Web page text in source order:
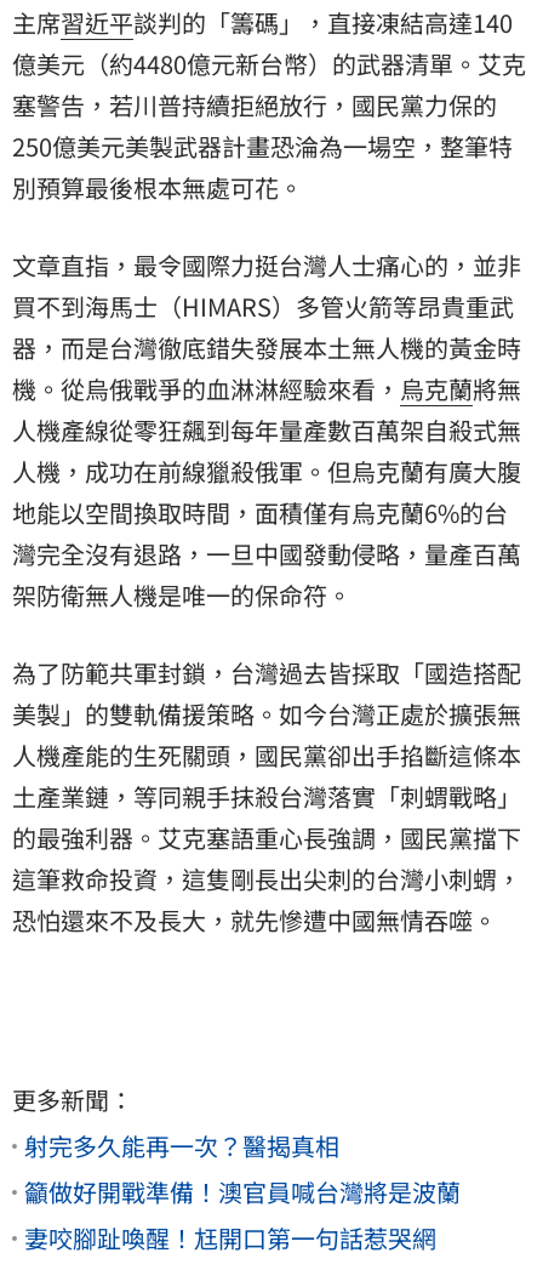
主席習近平談判的「籌碼」，直接凍結高達140
億美元（約4480億元新台幣）的武器清單。艾克
塞警告，若川普持續拒絕放行，國民黨力保的
250億美元美製武器計畫恐淪為一場空，整筆特
別預算最後根本無處可花。
文章直指，最令國際力挺台灣人士痛心的，並非
買不到海馬士（HIMARS）多管火箭等昂貴重武
器，而是台灣徹底錯失發展本土無人機的黃金時
機。從烏俄戰爭的血淋淋經驗來看， 烏克蘭將無
人機產線從零狂飆到每年量產數百萬架自殺式無
人機，成功在前線獵殺俄軍。但烏克蘭有廣大腹
地能以空間換取時間，面積僅有烏克蘭6%的台
灣完全沒有退路，一旦中國發動侵略，量產百萬
架防衛無人機是唯一的保命符。
為了防範共軍封鎖，台灣過去皆採取「國造搭配
美製」的雙軌備援策略。如今台灣正處於擴張無
人機產能的生死關頭，國民黨卻出手掐斷這條本
土產業鏈，等同親手抹殺台灣落實「刺蝟戰略」
的最強利器。艾克塞語重心長強調，國民黨擋下
這筆救命投資，這隻剛長出尖刺的台灣小刺蝟，
恐怕還來不及長大，就先慘遭中國無情吞噬。
更多新聞：
射完多久能再一次？醫揭真相
籲做好開戰準備！澳官員喊台灣將是波蘭
妻咬腳趾喚醒！尪開口第一句話惹哭網